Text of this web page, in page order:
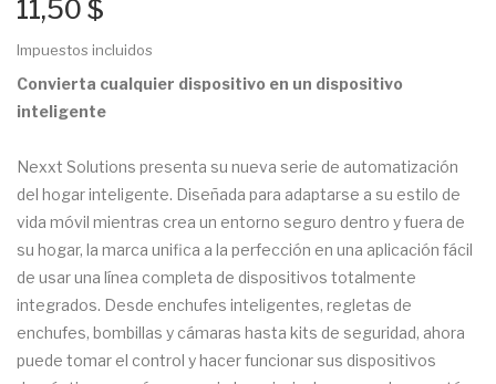
11,50 $
Impuestos incluidos
Convierta cualquier dispositivo en un dispositivo
inteligente
Nexxt Solutions presenta su nueva serie de automatización
del hogar inteligente. Diseñada para adaptarse a su estilo de
vida móvil mientras crea un entorno seguro dentro y fuera de
su hogar, la marca unifica a la perfección en una aplicación fácil
de usar una línea completa de dispositivos totalmente
integrados. Desde enchufes inteligentes, regletas de
enchufes, bombillas y cámaras hasta kits de seguridad, ahora
puede tomar el control y hacer funcionar sus dispositivos